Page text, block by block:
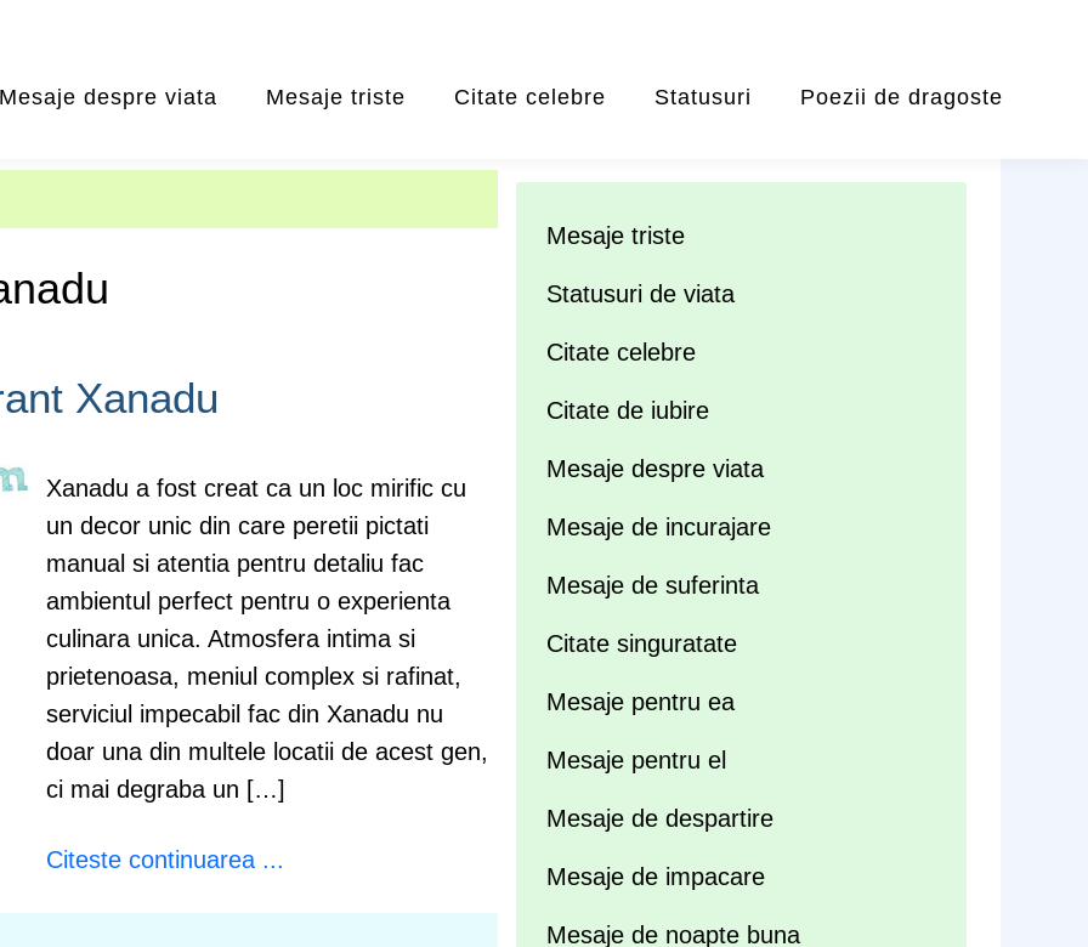
Mesaje despre viata Mesaje triste Citate celebre Statusuri Poezii de dragoste
Xanadu
Xanadu a fost creat ca un loc mirific cu
un decor unic din care peretii pictati
manual si atentia pentru detaliu fac
ambientul perfect pentru o experienta
culinara unica. Atmosfera intima si
prietenoasa, meniul complex si rafinat,
serviciul impecabil fac din Xanadu nu
doar una din multele locatii de acest gen,
ci mai degraba un […]
Citeste continuarea ...
Mesaje triste
Statusuri de viata
Citate celebre
Citate de iubire
Mesaje despre viata
Mesaje de incurajare
Mesaje de suferinta
Citate singuratate
Mesaje pentru ea
Mesaje pentru el
Mesaje de despartire
Mesaje de impacare
Mesaje de noapte buna